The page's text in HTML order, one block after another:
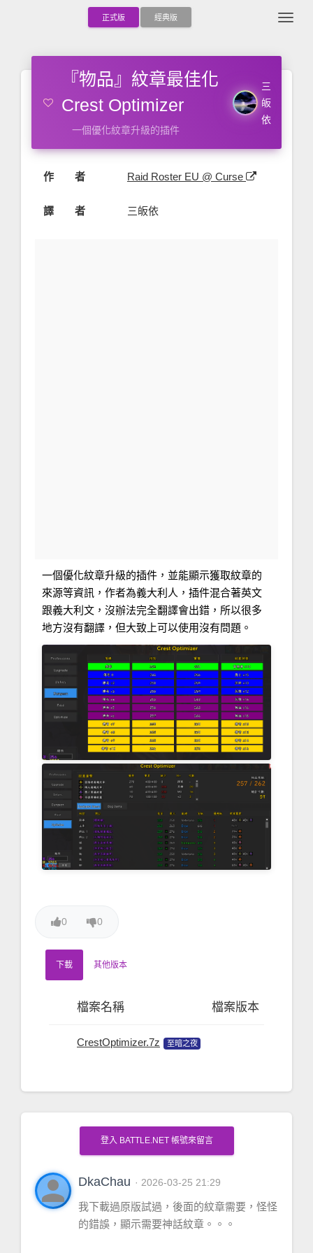
正式版 經典版
『物品』紋章最佳化
Crest Optimizer
一個優化紋章升級的插件
三
皈
依
作 者 Raid Roster EU @ Curse
譯 者 三皈依
一個優化紋章升級的插件，並能顯示獲取紋章的
來源等資訊，作者為義大利人，插件混合著英文
跟義大利文，沒辦法完全翻譯會出錯，所以很多
地方沒有翻譯，但大致上可以使用沒有問題。
0 0
下載 其他版本
檔案名稱 檔案版本
CrestOptimizer.7z 至暗之夜
登入 BATTLE.NET 帳號來留言
person DkaChau · 2026-03-25 21:29
我下載過原版試過，後面的紋章需要，怪怪
的錯誤，顯示需要神話紋章。。。